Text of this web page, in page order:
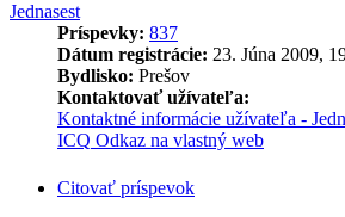
Jednasest
Príspevky: 837
Dátum registrácie: 23. Júna 2009,
Bydlisko: Prešov
Kontaktovať užívateľa:
Kontaktné informácie užívateľa -
ICQ Odkaz na vlastný web
Citovať príspevok